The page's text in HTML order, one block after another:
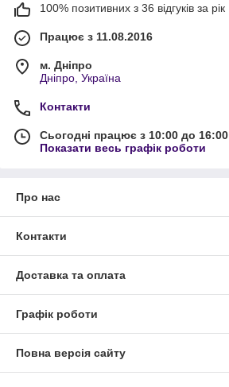
100% позитивних з 36 відгуків за рік
Працює з 11.08.2016
м. Дніпро
Дніпро, Україна
Контакти
Сьогодні працює з 10:00 до 16:00
Показати весь графік роботи
Про нас
Контакти
Доставка та оплата
Графік роботи
Повна версія сайту